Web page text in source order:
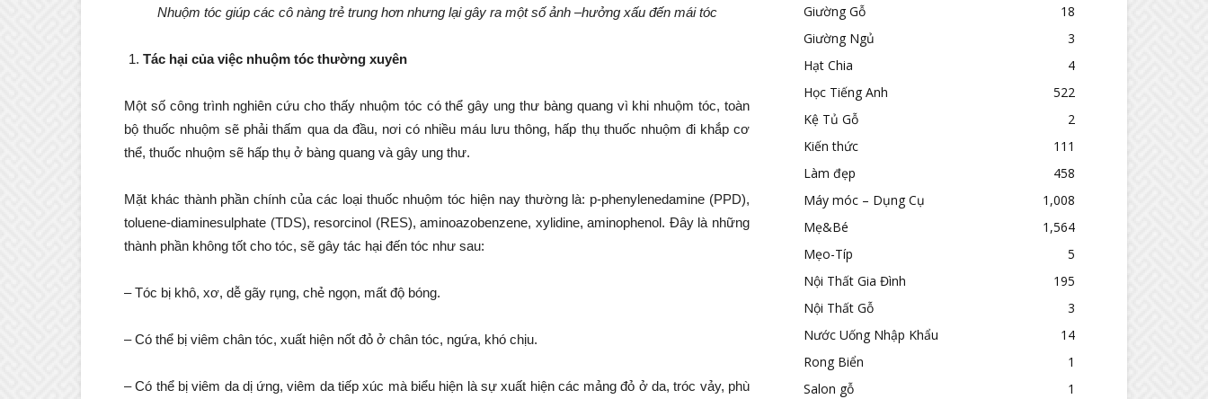
Nhuộm tóc giúp các cô nàng trẻ trung hơn nhưng lại gây ra một số ảnh –hưởng xấu đến mái tóc
Tác hại của việc nhuộm tóc thường xuyên
Một số công trình nghiên cứu cho thấy nhuộm tóc có thể gây ung thư bàng quang vì khi nhuộm tóc, toàn
bộ thuốc nhuộm sẽ phải thấm qua da đầu, nơi có nhiều máu lưu thông, hấp thụ thuốc nhuộm đi khắp cơ
thể, thuốc nhuộm sẽ hấp thụ ở bàng quang và gây ung thư.
Mặt khác thành phần chính của các loại thuốc nhuộm tóc hiện nay thường là: p-phenylenedamine (PPD),
toluene-diaminesulphate (TDS), resorcinol (RES), aminoazobenzene, xylidine, aminophenol. Đây là những
thành phần không tốt cho tóc, sẽ gây tác hại đến tóc như sau:
– Tóc bị khô, xơ, dễ gãy rụng, chẻ ngọn, mất độ bóng.
– Có thể bị viêm chân tóc, xuất hiện nốt đỏ ở chân tóc, ngứa, khó chịu.
– Có thể bị viêm da dị ứng, viêm da tiếp xúc mà biểu hiện là sự xuất hiện các mảng đỏ ở da, tróc vảy, phù
Giường Gỗ
18
Giường Ngủ
3
Hạt Chia
4
Học Tiếng Anh
522
Kệ Tủ Gỗ
2
Kiến thức
111
Làm đẹp
458
Máy móc – Dụng Cụ
1,008
Mẹ&Bé
1,564
Mẹo-Típ
5
Nội Thất Gia Đình
195
Nội Thất Gỗ
3
Nước Uống Nhập Khẩu
14
Rong Biển
1
Salon gỗ
1